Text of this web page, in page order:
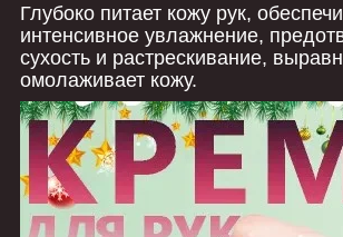
Глубоко питает кожу рук,
интенсивное увлажнение,
сухость и растрескивание,
омолаживает кожу.